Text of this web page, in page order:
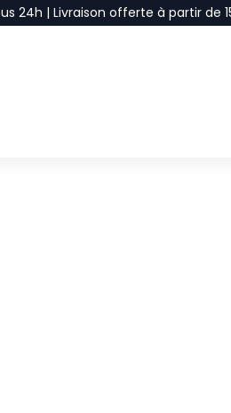
24h | Livraison offerte à partir de